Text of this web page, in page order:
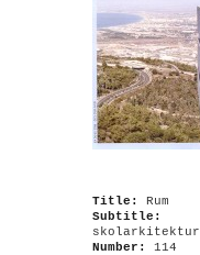
Title: Rum
Subtitle:
skolarkitektur
Number: 114